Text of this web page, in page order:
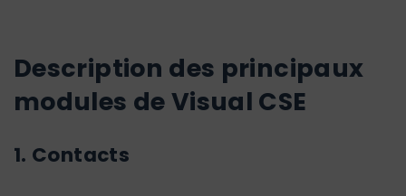
Description des principaux
modules de Visual CSE
1. Contacts